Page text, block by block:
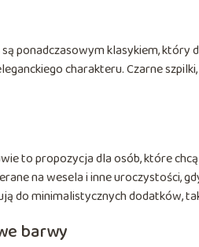
ponadczasowym klasykiem, który
charakteru. Czarne
to propozycja dla osób, które
na wesela i inne uroczystości,
do minimalistycznych dodatków,
barwy